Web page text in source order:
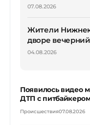
07.08.2026
Жители
дворе
04.08.2026
Появилось видео
ДТП с
Происшествия07.08.2026